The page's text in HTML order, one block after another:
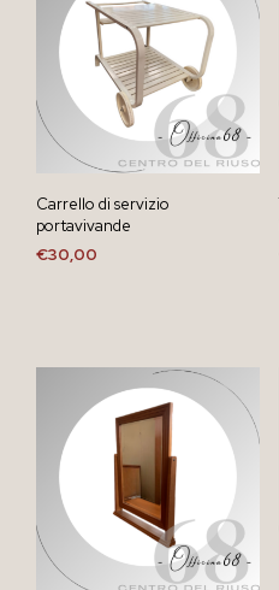
Carrello di servizio
portavivande
€30,00